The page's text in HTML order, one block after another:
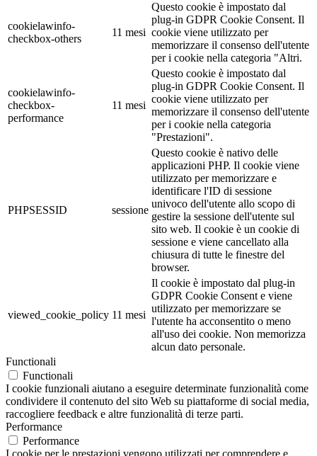
cookielawinfo-
checkbox-others
11 mesi
Questo cookie è impostato dal
plug-in GDPR Cookie Consent. Il
cookie viene utilizzato per
memorizzare il consenso dell'utente
per i cookie nella categoria "Altri.
cookielawinfo-
checkbox-
performance
11 mesi
Questo cookie è impostato dal
plug-in GDPR Cookie Consent. Il
cookie viene utilizzato per
memorizzare il consenso dell'utente
per i cookie nella categoria
"Prestazioni".
PHPSESSID sessione
Questo cookie è nativo delle
applicazioni PHP. Il cookie viene
utilizzato per memorizzare e
identificare l'ID di sessione
univoco dell'utente allo scopo di
gestire la sessione dell'utente sul
sito web. Il cookie è un cookie di
sessione e viene cancellato alla
chiusura di tutte le finestre del
browser.
viewed_cookie_policy 11 mesi
Il cookie è impostato dal plug-in
GDPR Cookie Consent e viene
utilizzato per memorizzare se
l'utente ha acconsentito o meno
all'uso dei cookie. Non memorizza
alcun dato personale.
Functionali
Functionali
I cookie funzionali aiutano a eseguire determinate funzionalità come
condividere il contenuto del sito Web su piattaforme di social media,
raccogliere feedback e altre funzionalità di terze parti.
Performance
Performance